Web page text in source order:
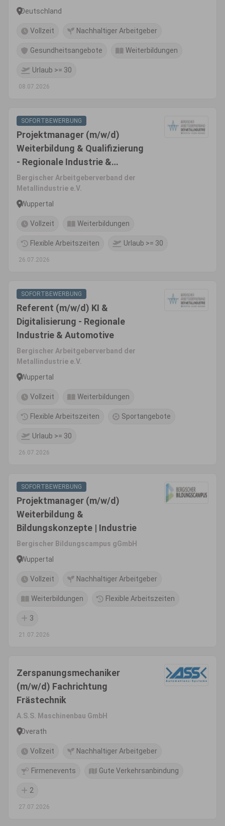
Deutschland
Vollzeit Nachhaltiger Arbeitgeber
Gesundheitsangebote Weiterbildungen
Urlaub >= 30
08.07.2026
SOFORTBEWERBUNG
Projektmanager (m/w/d)
Weiterbildung & Qualifizierung
- Regionale Industrie &
Automotive
Bergischer Arbeitgeberverband der
Metallindustrie e.V.
Wuppertal
Vollzeit Weiterbildungen
Flexible Arbeitszeiten Urlaub >= 30
26.07.2026
SOFORTBEWERBUNG
Referent (m/w/d) KI &
Digitalisierung - Regionale
Industrie & Automotive
Bergischer Arbeitgeberverband der
Metallindustrie e.V.
Wuppertal
Vollzeit Weiterbildungen
Flexible Arbeitszeiten Sportangebote
Urlaub >= 30
26.07.2026
SOFORTBEWERBUNG
Projektmanager (m/w/d)
Weiterbildung &
Bildungskonzepte | Industrie
Bergischer Bildungscampus gGmbH
Wuppertal
Vollzeit Nachhaltiger Arbeitgeber
Weiterbildungen Flexible Arbeitszeiten
3
21.07.2026
Zerspanungsmechaniker
(m/w/d) Fachrichtung
Frästechnik
A.S.S. Maschinenbau GmbH
Overath
Vollzeit Nachhaltiger Arbeitgeber
Firmenevents Gute Verkehrsanbindung
2
27.07.2026